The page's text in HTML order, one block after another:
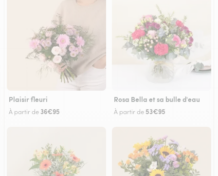
Plaisir fleuri
À partir de 36€95
Rosa Bella et sa bulle d'eau
À partir de 53€95